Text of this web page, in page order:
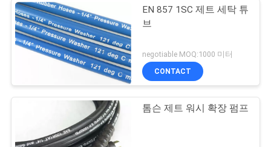
EN 857 1SC 제트 세탁 튜
브
negotiable MOQ:1000 미터
CONTACT
톰슨 제트 워시 확장 펌프